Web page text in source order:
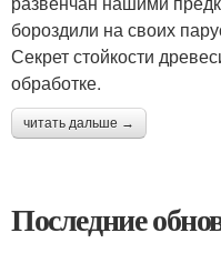
бороздили на своих
Секрет стойкости
обработке.
читать дальше →
Последние